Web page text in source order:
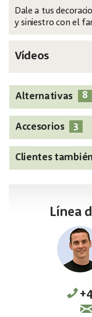
Dale a tus
y siniestro con el
Vídeos
Alternativas 8
Accesorios 3
Clientes
Línea